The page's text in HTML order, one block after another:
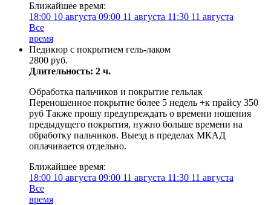
Ближайшее время:
18:00 10 августа 09:00 11 августа 11:30 11 августа
Все
время
Педикюр с покрытием гель-лаком
2800 руб.
Длительность: 2 ч.
Обработка пальчиков и покрытие гельлак
Переношенное покрытие более 5 недель +к прайсу 350
руб Также прошу предупреждать о времени ношения
предыдущего покрытия, нужно больше времени на
обработку пальчиков. Выезд в пределах МКАД
оплачивается отдельно.
Ближайшее время:
18:00 10 августа 09:00 11 августа 11:30 11 августа
Все
время